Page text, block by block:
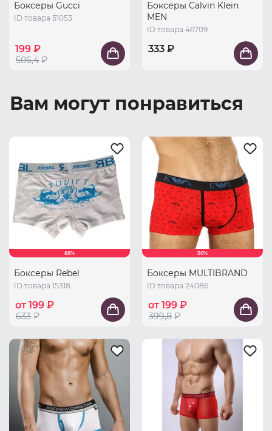
Боксеры Gucci
ID товара 51053
199 ₽
506,4 ₽
Боксеры Calvin Klein
MEN
ID товара 46709
333 ₽
Вам могут понравиться
68%
Боксеры Rebel
ID товара 15318
от 199 ₽
633 ₽
50%
Боксеры MULTIBRAND
ID товара 24086
от 199 ₽
399,8 ₽